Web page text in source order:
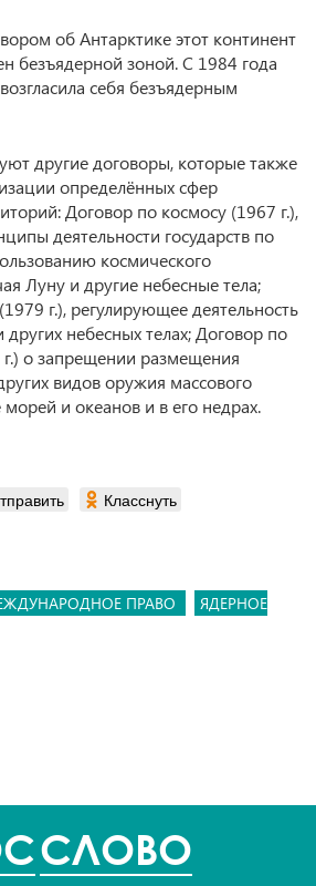
об Антарктике этот континент
безъядерной зоной. С 1984 года
себя безъядерным
другие договоры, которые также
определённых сфер
Договор по космосу (1967 г.),
деятельности государств по
космического
Луну и другие небесные тела;
г.), регулирующее деятельность
других небесных телах; Договор по
о запрещении размещения
видов оружия массового
и океанов и в его недрах.
Класснуть
ПРАВО
ЯДЕРНОЕ
СЛОВО